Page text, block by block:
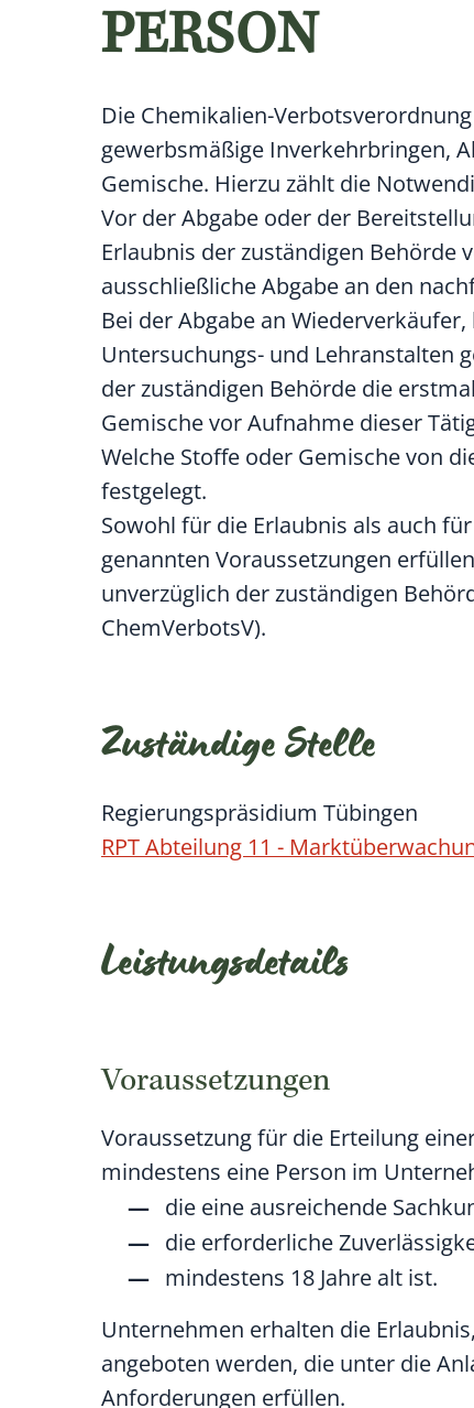
PERSON
Die Chemikalien-
gewerbsmäßige Inverkehrbringen,
Gemische. Hierzu zählt die
Vor der Abgabe oder der
Erlaubnis der zuständigen Behörde
ausschließliche Abgabe an den
Bei der Abgabe an
Untersuchungs- und Lehranstalten
der zuständigen Behörde die
Gemische vor Aufnahme dieser
Welche Stoffe oder Gemische von
festgelegt.
Sowohl für die Erlaubnis als auch
genannten Voraussetzungen
unverzüglich der zuständigen
ChemVerbotsV).
Zuständige Stelle
Regierungspräsidium Tübingen
RPT Abteilung 11 -
Leistungsdetails
Voraussetzungen
Voraussetzung für die Erteilung
mindestens eine Person im
die eine ausreichende
die erforderliche
mindestens 18 Jahre alt ist.
Unternehmen erhalten die
angeboten werden, die unter die
Anforderungen erfüllen.